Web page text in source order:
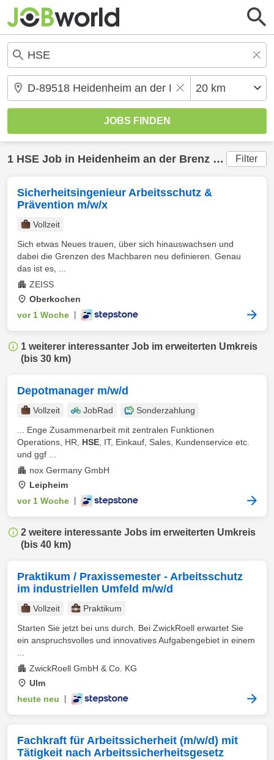
1 HSE Job in Heidenheim an der Brenz Filter
Sicherheitsingenieur Arbeitsschutz &
Prävention m/w/x
Vollzeit
Sich etwas Neues trauen, über sich hinauswachsen und
dabei die Grenzen des Machbaren neu deﬁnieren. Genau
das ist es, ...
ZEISS
Oberkochen
vor 1 Woche
1 weiterer interessanter Job im erweiterten Umkreis
(bis 30 km)
Depotmanager m/w/d
Vollzeit JobRad
Sonderzahlung
... Enge Zusammenarbeit mit zentralen Funktionen
Operations, HR, HSE , IT, Einkauf, Sales, Kundenservice etc.
und ggf ...
nox Germany GmbH
Leipheim
vor 1 Woche
2 weitere interessante Jobs im erweiterten Umkreis
(bis 40 km)
Praktikum / Praxissemester - Arbeitsschutz
im industriellen Umfeld m/w/d
Vollzeit
Praktikum
Starten Sie jetzt bei uns durch. Bei ZwickRoell erwartet Sie
ein anspruchsvolles und innovatives Aufgabengebiet in einem
ZwickRoell GmbH & Co. KG
Ulm
heute neu
Fachkraft für Arbeitssicherheit (m/w/d) mit
Tätigkeit nach Arbeitssicherheitsgesetz